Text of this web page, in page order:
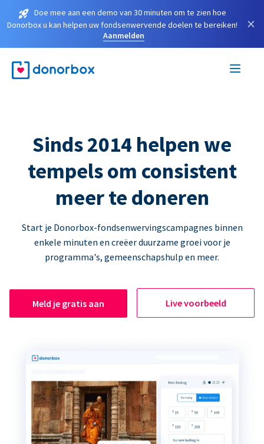
Doe mee aan een demo van 30 minuten om te zien hoe
Donorbox u kan helpen uw fondsenwervende doelen te bereiken!
Aanmelden
×
Sinds 2014 helpen we
tempels om consistent
meer te doneren
Start je Donorbox-fondsenwervingscampagnes binnen
enkele minuten en creëer duurzame groei voor je
programma's, gemeenschapshulp en meer.
Meld je gratis aan Live voorbeeld